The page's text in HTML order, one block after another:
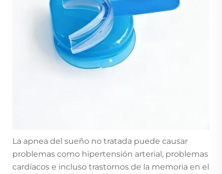
La apnea del sueño no tratada puede causar
problemas como hipertensión arterial, problemas
cardíacos e incluso trastornos de la memoria en el